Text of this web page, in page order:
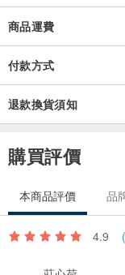
商品運費
付款方式
退款換貨須知
購買評價
本商品評價 品
4.9